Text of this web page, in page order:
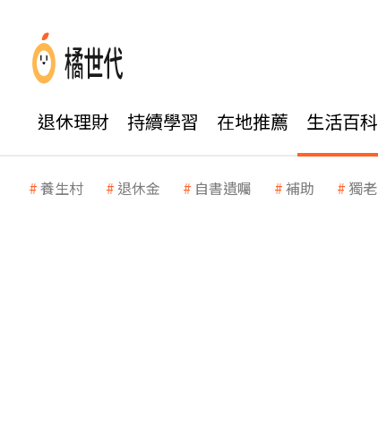
退休理財 持續學習 在地推薦 生活百科
養生村 退休金 自書遺囑 補助 獨老